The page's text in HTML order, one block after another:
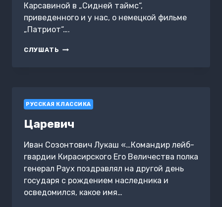
Карсавиной в „Сидней таймс“,
приведенного и у нас, о немецкой фильме
„Патриот“….
СЛУШАТЬ НЕЧАЯННАЯ
РУССКАЯ КЛАССИКА
Царевич
Иван Созонтович Лукаш «…Командир лейб-
гвардии Кирасирского Его Величества полка
генерал Раух поздравлял на другой день
государя с рождением наследника и
осведомился, какое имя…